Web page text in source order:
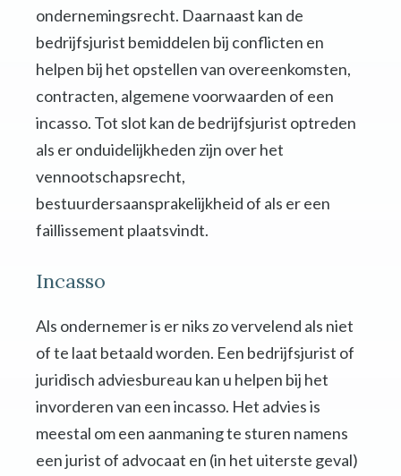
ondernemingsrecht. Daarnaast kan de
bedrijfsjurist bemiddelen bij conflicten en
helpen bij het opstellen van overeenkomsten,
contracten, algemene voorwaarden of een
incasso. Tot slot kan de bedrijfsjurist optreden
als er onduidelijkheden zijn over het
vennootschapsrecht,
bestuurdersaansprakelijkheid of als er een
faillissement plaatsvindt.
Incasso
Als ondernemer is er niks zo vervelend als niet
of te laat betaald worden. Een bedrijfsjurist of
juridisch adviesbureau kan u helpen bij het
invorderen van een incasso. Het advies is
meestal om een aanmaning te sturen namens
een jurist of advocaat en (in het uiterste geval)